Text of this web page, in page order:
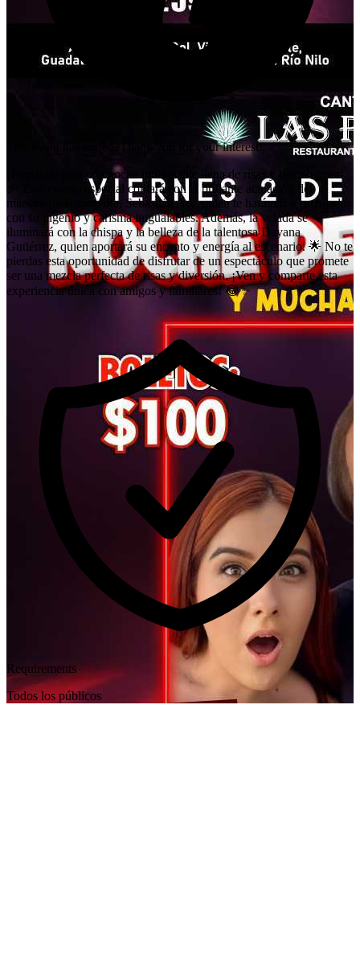
This event has ended. Thank you for your interest!
¡Prepárate para una noche inolvidable llena de risas y buen humor!
🎉 Este evento especial contará con la brillante actuación del
maestro de la comedia, Sebastián Ary, quien te hará reír a carcajadas
con su ingenio y carisma inigualables. Además, la velada se
iluminará con la chispa y la belleza de la talentosa Dayana
Gutiérrez, quien aportará su encanto y energía al escenario. 🌟 No te
pierdas esta oportunidad de disfrutar de un espectáculo que promete
ser una mezcla perfecta de risas y diversión. ¡Ven y comparte esta
experiencia única con amigos y familiares! 😂✨
Requirements
Todos los públicos